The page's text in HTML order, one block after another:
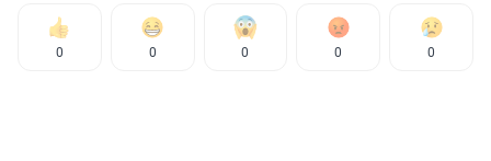
0 0 0 0 0